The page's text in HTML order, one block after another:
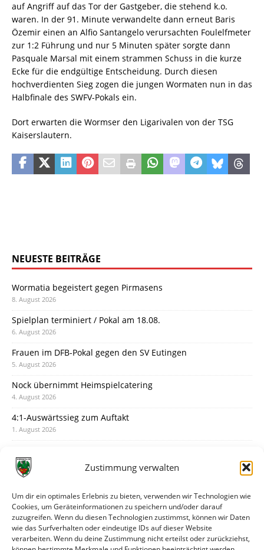
Zustimmung verwalten
Um dir ein optimales Erlebnis zu bieten, verwenden wir Technologien wie
Cookies, um Geräteinformationen zu speichern und/oder darauf
zuzugreifen. Wenn du diesen Technologien zustimmst, können wir Daten
wie das Surfverhalten oder eindeutige IDs auf dieser Website
verarbeiten. Wenn du deine Zustimmung nicht erteilst oder zurückziehst,
auf Angriff auf das Tor der Gastgeber, die stehend k.o.
waren. In der 91. Minute verwandelte dann erneut Baris
Özemir einen an Alfio Santangelo verursachten Foulelfmeter
zur 1:2 Führung und nur 5 Minuten später sorgte dann
Pasquale Marsal mit einem strammen Schuss in die kurze
Ecke für die endgültige Entscheidung. Durch diesen
hochverdienten Sieg zogen die jungen Wormaten nun in das
Halbfinale des SWFV-Pokals ein.
Dort erwarten die Wormser den Ligarivalen von der TSG
Kaiserslautern.
NEUESTE BEITRÄGE
Wormatia begeistert gegen Pirmasens
8. August 2026
Spielplan terminiert / Pokal am 18.08.
6. August 2026
Frauen im DFB-Pokal gegen den SV Eutingen
5. August 2026
Nock übernimmt Heimspielcatering
4. August 2026
4:1-Auswärtssieg zum Auftakt
1. August 2026
31. Juli 2026
30. Juli 2026
Deine Spielminute: 89+1
28. Juli 2026
Neuer Rückensponsor